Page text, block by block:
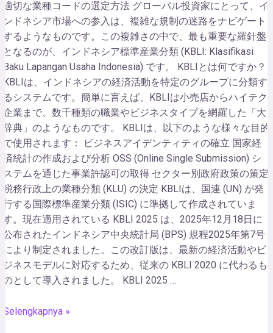
適切な業種コードの選定方法 グローバル投資家にとって、イ
ンドネシア市場への参入は、複雑な規制の迷路をナビゲート
するようなものです。この複雑さの中で、最も重要な羅針盤
となるのが、インドネシア標準産業分類 (KBLI: Klasifikasi
Baku Lapangan Usaha Indonesia) です。 KBLIとは何ですか？
KBLIは、インドネシアの経済活動を特定のグループに分類す
るシステムです。簡単に言えば、KBLIは小売店からハイテク
企業まで、数千種類の職業やビジネスタイプを網羅した「大
辞典」のようなものです。 KBLIは、以下のような様々な目的
で使用されます： ビジネスアイデンティティの確立 国家経
済統計の作成および分析 OSS (Online Single Submission) シ
ステムを通じた事業許認可の取得 セクター別政府政策の策定
税務行政上の業種分類 (KLU) の決定 KBLIは、国連 (UN) が発
行する国際標準産業分類 (ISIC) に準拠して作成されていま
す。現在適用されている KBLI 2025 は、2025年12月18日に
公布されたインドネシア中央統計局 (BPS) 規程2025年第7号
により制定されました。この改訂版は、最新の経済活動やビ
ジネスモデルに対応するため、従来の KBLI 2020 に代わるも
のとして導入されました。 KBLI 2025 …
Selengkapnya »